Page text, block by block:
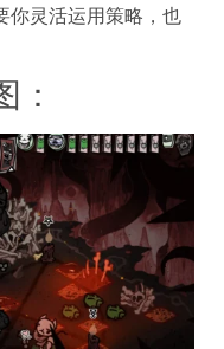
你灵活运用策略，也
：